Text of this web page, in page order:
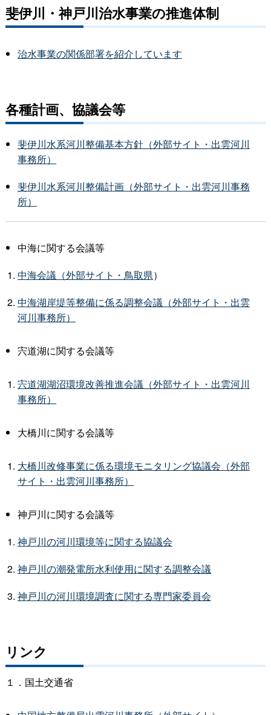
斐伊川・神戸川治水事業の推進体制
治水事業の関係部署を紹介しています
各種計画、協議会等
斐伊川水系河川整備基本方針（外部サイト・出雲河川
事務所）
斐伊川水系河川整備計画（外部サイト・出雲河川事務
所）
中海に関する会議等
中海会議（外部サイト・鳥取県）
中海湖岸堤等整備に係る調整会議（外部サイト・出雲
河川事務所）
宍道湖に関する会議等
宍道湖湖沼環境改善推進会議（外部サイト・出雲河川
事務所）
大橋川に関する会議等
大橋川改修事業に係る環境モニタリング協議会（外部
サイト・出雲河川事務所）
神戸川に関する会議等
神戸川の河川環境等に関する協議会
神戸川の潮発電所水利使用に関する調整会議
神戸川の河川環境調査に関する専門家委員会
リンク
１．国土交通省